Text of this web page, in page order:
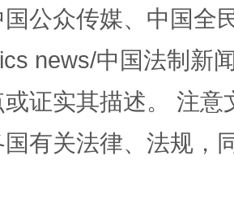
划来了！等你上场
公众传媒、中国全
news/中国法制新
或证实其描述。 注
有关法律、法规，